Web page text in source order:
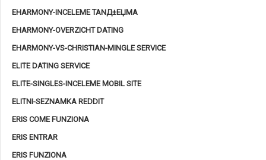
EHARMONY-INCELEME TANД±ЕЏMA
EHARMONY-OVERZICHT DATING
EHARMONY-VS-CHRISTIAN-MINGLE SERVICE
ELITE DATING SERVICE
ELITE-SINGLES-INCELEME MOBIL SITE
ELITNI-SEZNAMKA REDDIT
ERIS COME FUNZIONA
ERIS ENTRAR
ERIS FUNZIONA